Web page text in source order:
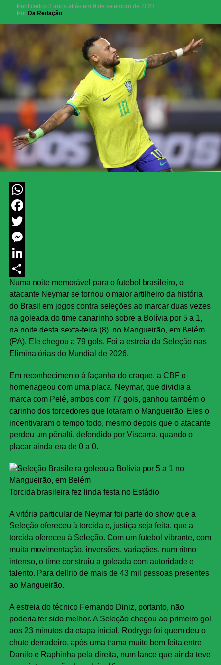
Publicados 3 anos atrás em 9 de setembro de 2023
Por Da Redação
WhatsApp
Facebook
Twitter
Messenger
LinkedIn
Share
Numa noite memorável para o futebol brasileiro, o
atacante Neymar se tornou o maior artilheiro da história
do Brasil em jogos contra seleções ao marcar duas vezes
na goleada do time canarinho sobre a Bolívia por 5 a 1,
na noite desta sexta-feira (8), no Mangueirão, em Belém
(PA). Ele chegou a 79 gols. Foi a estreia da Seleção nas
Eliminatórias do Mundial de 2026.
Em reconhecimento à façanha do craque, a CBF o
homenageou com uma placa. Neymar, que dividia a
marca com Pelé, ambos com 77 gols, ganhou também o
carinho dos torcedores que lotaram o Mangueirão. Eles o
incentivaram o tempo todo, mesmo depois que o atacante
perdeu um pênalti, defendido por Viscarra, quando o
placar ainda era de 0 a 0.
Torcida brasileira fez linda festa no Estádio
A vitória particular de Neymar foi parte do show que a
Seleção ofereceu à torcida e, justiça seja feita, que a
torcida ofereceu à Seleção. Com um futebol vibrante, com
muita movimentação, inversões, variações, num ritmo
intenso, o time construiu a goleada com autoridade e
talento. Para delírio de mais de 43 mil pessoas presentes
ao Mangueirão.
A estreia do técnico Fernando Diniz, portanto, não
poderia ter sido melhor. A Seleção chegou ao primeiro gol
aos 23 minutos da etapa inicial. Rodrygo foi quem deu o
chute derradeiro, após uma trama muito bem feita entre
Danilo e Raphinha pela direita, num lance que ainda teve